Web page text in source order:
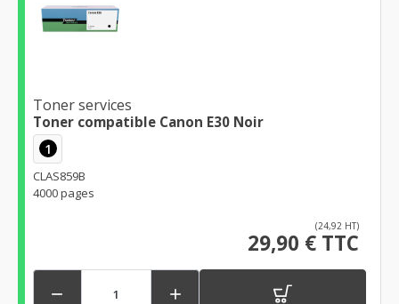
Toner services
Toner compatible Canon E30 Noir
1
CLAS859B
4000 pages
(24,92 HT)
29,90 € TTC
 